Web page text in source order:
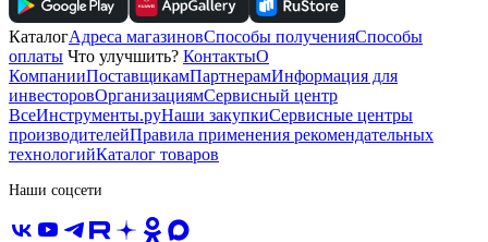
КаталогАдреса магазиновСпособы полученияСпособы
оплаты Что улучшить? КонтактыО
КомпанииПоставщикамПартнерамИнформация для
инвесторовОрганизациямСервисный центр
ВсеИнструменты.руНаши закупкиСервисные центры
производителейПравила применения рекомендательных
технологийКаталог товаров
Наши соцсети